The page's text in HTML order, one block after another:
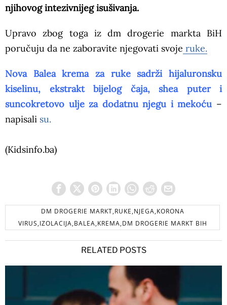
njihovog intezivnijeg isušivanja.
Upravo zbog toga iz dm drogerie markta BiH
poručuju da ne zaboravite njegovati svoje ruke.
Nova Balea krema za ruke sadrži hijaluronsku
kiselinu, ekstrakt bijelog čaja, shea puter i
suncokretovo ulje za dodatnu njegu i mekoću –
napisali su.
(Kidsinfo.ba)
DM DROGERIE MARKT,RUKE,NJEGA,KORONA
VIRUS,IZOLACIJA,BALEA,KREMA,DM DROGERIE MARKT BIH
RELATED POSTS